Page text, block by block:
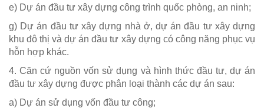
e) Dự án đầu tư xây dựng công trình quốc phòng, an ninh;
g) Dự án đầu tư xây dựng nhà ở, dự án đầu tư xây dựng
khu đô thị và dự án đầu tư xây dựng có công năng phục vụ
hỗn hợp khác.
4. Căn cứ nguồn vốn sử dụng và hình thức đầu tư, dự án
đầu tư xây dựng được phân loại thành các dự án sau:
a) Dự án sử dụng vốn đầu tư công;